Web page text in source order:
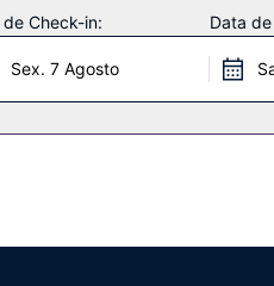
e churrasqueiras.
com um pequeno-almoço
de Check-in:
Sex. 7 Agosto
Data